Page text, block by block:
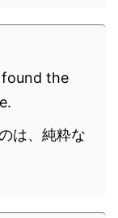
the
は、純粋な